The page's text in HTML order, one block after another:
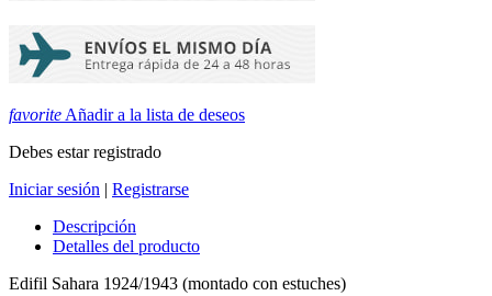
favorite Añadir a la lista de deseos
Debes estar registrado
Iniciar sesión | Registrarse
Descripción
Detalles del producto
Edifil Sahara 1924/1943 (montado con estuches)